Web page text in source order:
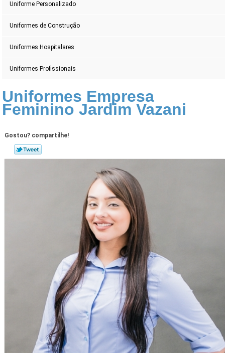
Uniforme Personalizado
Uniformes de Construção
Uniformes Hospitalares
Uniformes Profissionais
Uniformes Empresa
Feminino Jardim Vazani
Gostou? compartilhe!